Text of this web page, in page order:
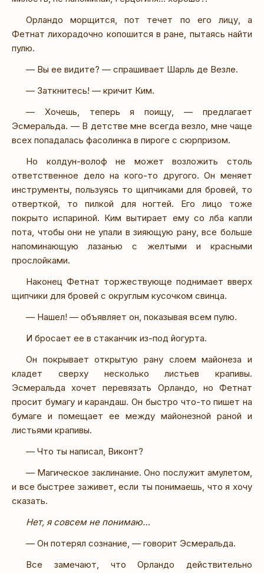
Орландо морщится, пот течет по его лицу, а
Фетнат лихорадочно копошится в ране, пытаясь найти
пулю.
— Вы ее видите? — спрашивает Шарль де Везле.
— Заткнитесь! — кричит Ким.
— Хочешь, теперь я поищу, — предлагает
Эсмеральда. — В детстве мне всегда везло, мне чаще
всех попадалась фасолинка в пироге с сюрпризом.
Но колдун-волоф не может возложить столь
ответственное дело на кого-то другого. Он меняет
инструменты, пользуясь то щипчиками для бровей, то
отверткой, то пилкой для ногтей. Его лицо тоже
покрыто испариной. Ким вытирает ему со лба капли
пота, чтобы они не упали в зияющую рану, все больше
напоминающую лазанью с желтыми и красными
прослойками.
Наконец Фетнат торжествующе поднимает вверх
щипчики для бровей с округлым кусочком свинца.
— Нашел! — объявляет он, показывая всем пулю.
И бросает ее в стаканчик из-под йогурта.
Он покрывает открытую рану слоем майонеза и
кладет сверху несколько листьев крапивы.
Эсмеральда хочет перевязать Орландо, но Фетнат
просит бумагу и карандаш. Он быстро что-то пишет на
бумаге и помещает ее между майонезной раной и
листьями крапивы.
— Что ты написал, Виконт?
— Магическое заклинание. Оно послужит амулетом,
и все быстрее заживет, если ты понимаешь, что я хочу
сказать.
Нет, я совсем не понимаю…
— Он потерял сознание, — говорит Эсмеральда.
Все замечают, что Орландо действительно